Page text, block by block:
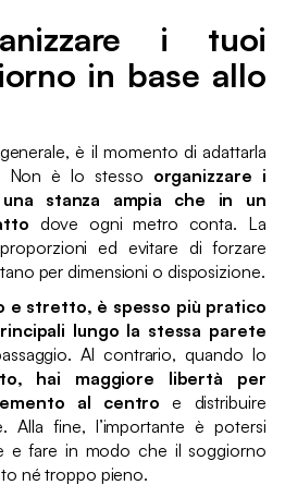
i tuoi
in base allo
è il momento di adattarla
Non è lo stesso organizzare i
stanza ampia che in un
dove ogni metro conta. La
ed evitare di forzare
per dimensioni o disposizione.
e stretto, è spesso più pratico
lungo la stessa parete
Al contrario, quando lo
hai maggiore libertà per
al centro e distribuire
Alla fine, l’importante è potersi
e fare in modo che il soggiorno
né troppo pieno.